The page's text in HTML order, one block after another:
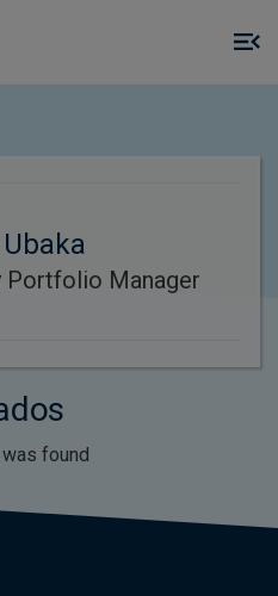
Portfolio Manager
found